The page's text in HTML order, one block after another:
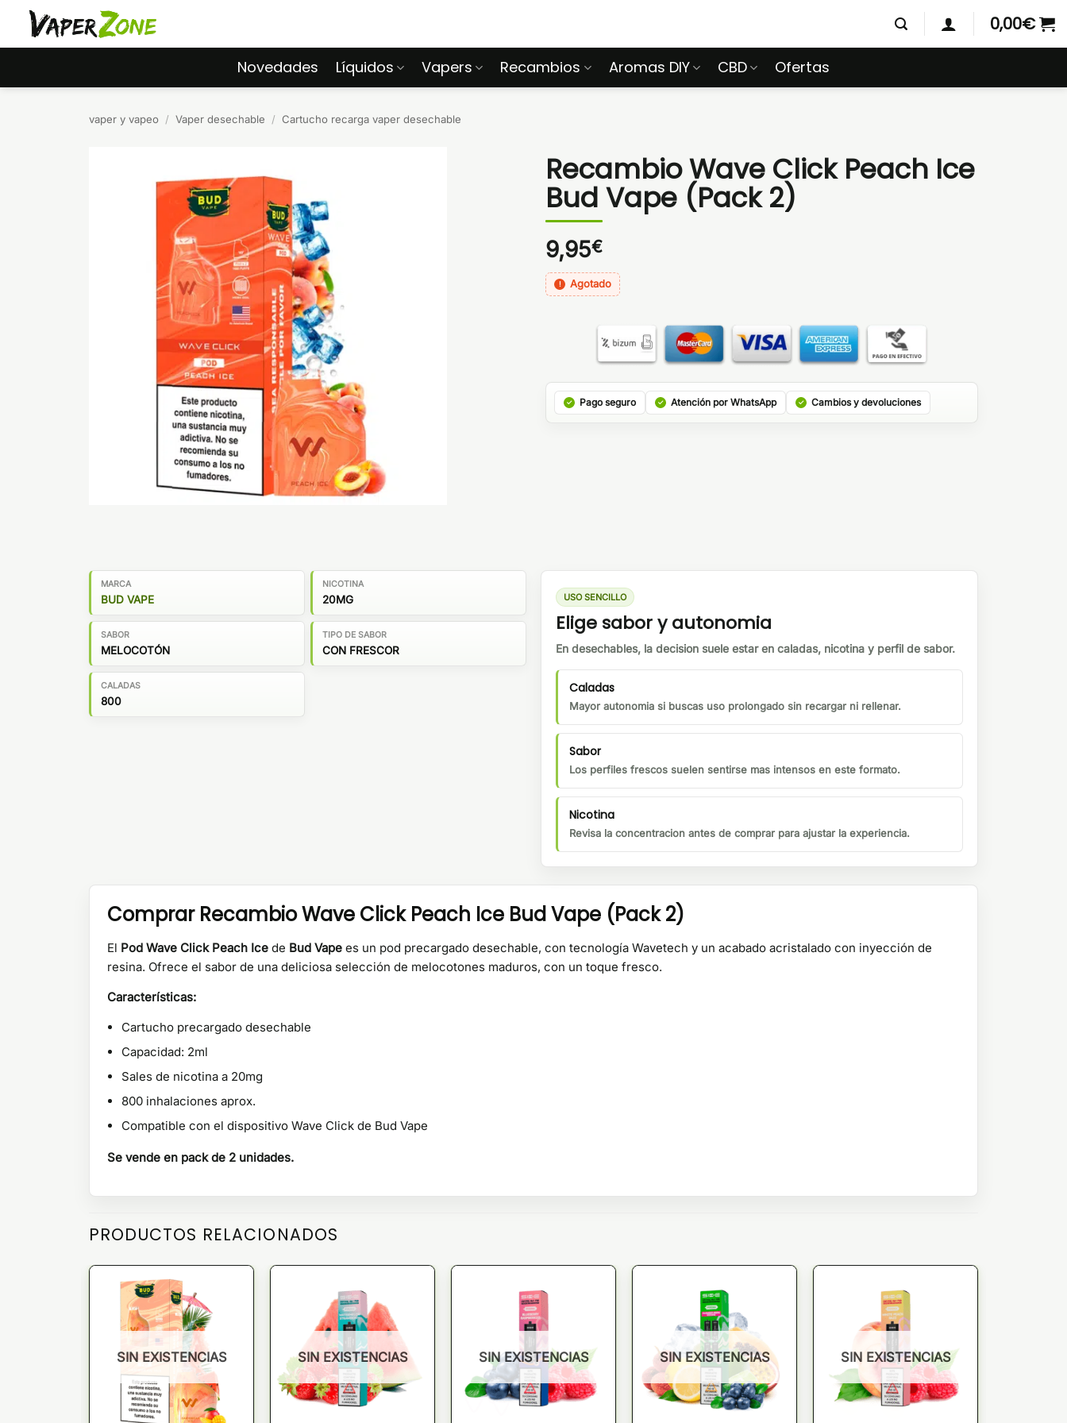
Saltar
contenido
0,00€
Novedades Líquidos Vapers Recambios Aromas DIY CBD Ofertas
vaper y vapeo / Vaper desechable / Cartucho recarga vaper desechable
Recambio Wave Click Peach Ice
Bud Vape (Pack 2)
9,95€
Agotado
Pago seguro Atención por WhatsApp Cambios y devoluciones
MARCA
BUD VAPE
NICOTINA
20MG
SABOR
MELOCOTÓN
TIPO DE SABOR
CON FRESCOR
CALADAS
800
USO SENCILLO
Elige sabor y autonomia
En desechables, la decision suele estar en caladas, nicotina y perfil de sabor.
Caladas
Mayor autonomia si buscas uso prolongado sin recargar ni rellenar.
Sabor
Los perfiles frescos suelen sentirse mas intensos en este formato.
Nicotina
Revisa la concentracion antes de comprar para ajustar la experiencia.
Comprar Recambio Wave Click Peach Ice Bud Vape (Pack 2)
El Pod Wave Click Peach Ice de Bud Vape es un pod precargado desechable, con tecnología Wavetech y un acabado acristalado con inyección de
resina. Ofrece el sabor de una deliciosa selección de melocotones maduros, con un toque fresco.
Características:
Cartucho precargado desechable
Capacidad: 2ml
Sales de nicotina a 20mg
800 inhalaciones aprox.
Compatible con el dispositivo Wave Click de Bud Vape
Se vende en pack de 2 unidades.
PRODUCTOS RELACIONADOS
SIN EXISTENCIAS SIN EXISTENCIAS SIN EXISTENCIAS SIN EXISTENCIAS SIN EXISTENCIAS